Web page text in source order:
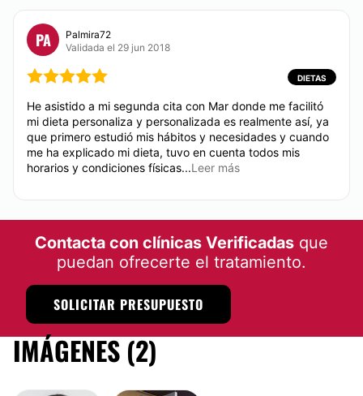
Financiación o facilidades de pago:
Tarjeta de Crédito/Débito
Efectivo
PA
Palmira72
Validada el 29 jun 2018
DIETAS
He asistido a mi segunda cita con Mar donde me facilitó
mi dieta personaliza y personalizada es realmente así, ya
que primero estudió mis hábitos y necesidades y cuando
me ha explicado mi dieta, tuvo en cuenta todos mis
horarios y condiciones físicas...Leer más
Contacta con clínicas Verificadas que
puedan ofrecerte el tratamiento.
SOLICITAR PRESUPUESTO
IMÁGENES (2)